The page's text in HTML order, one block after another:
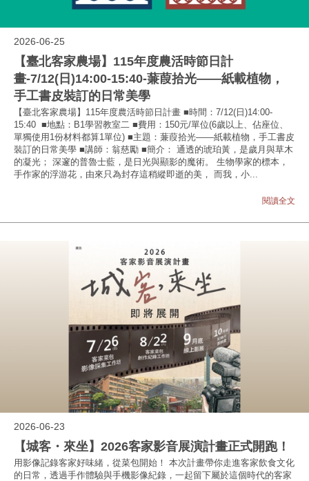
2026-06-25
【臺北客家農場】115年度農活時節日計
畫-7/12(日)14:00-15:40-蒹葭拾光——紙載植物，
手工書皮裝訂的日常美學
【臺北客家農場】115年度農活時節日計畫 ■時間：7/12(日)14:00-
15:40 ■地點：B1學習教室二 ■費用：150元/單位(6歲以上、佔座位、
單獨使用1份材料都算1單位) ■主題：蒹葭拾光——紙載植物，手工書皮
裝訂的日常美學 ■講師：翁慈勵 ■簡介： 通透的琥珀黃，是歲月與草木
的凝光； 深邃的普魯士藍，是日光與顯影的魔術。 生物學家的標本，
手作家的浮游花，由來只為封存這稍縱即逝的美， 而我，小...
閱讀全文
2026-06-23
【城客・來坐】2026客家影音展演計畫正式開跑！
用影像記錄客家好味緒，從菜包開始！ 本次計畫帶你走進客家飲食文化
的日常，透過手作體驗與手機影像紀錄，一起留下屬於這個時代的客家